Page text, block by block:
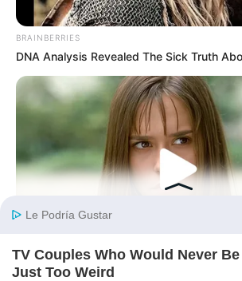
BRAINBERRIES
DNA Analysis Revealed The Sick Truth
BRAINBERRIES